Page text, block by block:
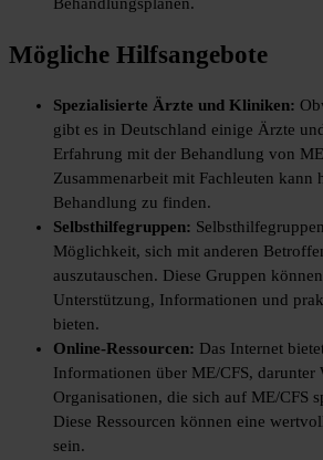
Mögliche Hilfsangebote
Spezialisierte Ärzte und Kliniken:
gibt es in Deutschland einige Ärzte
Erfahrung mit der Behandlung von
Zusammenarbeit mit Fachleuten kann
Behandlung zu finden.
Selbsthilfegruppen:
Möglichkeit, sich mit anderen
auszutauschen. Diese Gruppen
Unterstützung, Informationen und
bieten.
Online-Ressourcen: Das Internet
Informationen über ME/CFS, darunter
Organisationen, die sich auf ME/CFS
Diese Ressourcen können eine
sein.